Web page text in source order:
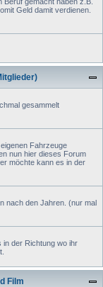
Geld damit verdienen.
gesammelt
Fahrzeuge
nun hier dieses Forum
möchte kann es in der
nach den Jahren. (nur mal
in der Richtung wo ihr
Film